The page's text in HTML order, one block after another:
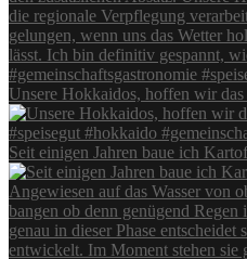
Unsere Hokkaidos, hoffen wir
Seit einigen Jahren baue ich